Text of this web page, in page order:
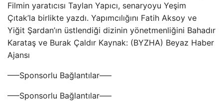
Filmin yaratıcısı Taylan Yapıcı, senaryoyu Yeşim
Çıtak’la birlikte yazdı. Yapımcılığını Fatih Aksoy ve
Yiğit Şardan’ın üstlendiği dizinin yönetmenliğini Bahadır
Karataş ve Burak Çaldır Kaynak: (BYZHA) Beyaz Haber
Ajansı
—–Sponsorlu Bağlantılar—–
—–Sponsorlu Bağlantılar—–